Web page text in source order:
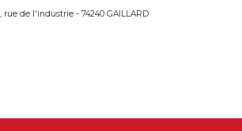
rue de l'industrie - 74240 GAILLARD